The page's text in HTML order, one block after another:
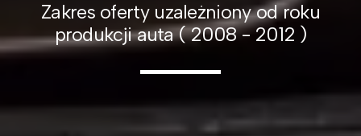
Zakres oferty uzależniony od roku
produkcji auta ( 2008 - 2012 )